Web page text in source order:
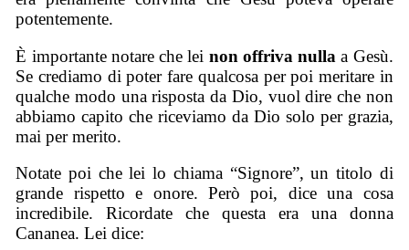
potentemente.
È importante notare che lei non offriva nullaa Gesù.
Se crediamo di poter fare qualcosa per poi meritare in
qualche modo una risposta da Dio, vuol dire che non
abbiamo capito che riceviamo da Dio solo per grazia,
mai per merito.
Notate poi che lei lo chiama “Signore”, un titolo di
grande rispetto e onore. Però poi, dice una cosa
incredibile. Ricordate che questa era una donna
Cananea. Lei dice: